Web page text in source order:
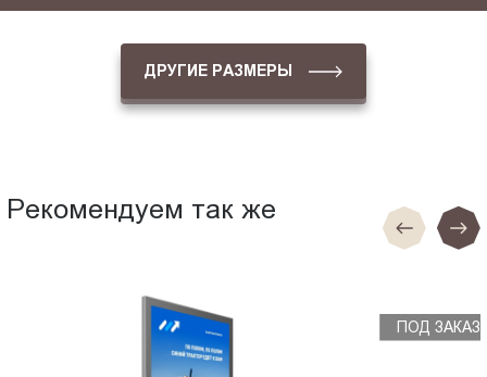
ДРУГИЕ РАЗМЕРЫ
Рекомендуем так же
ПОД ЗАКАЗ